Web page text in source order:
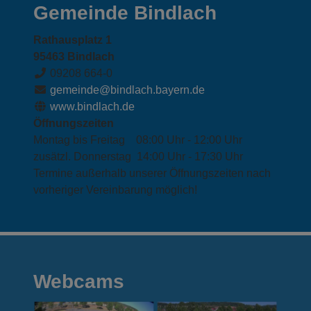
Gemeinde Bindlach
Rathausplatz 1
95463 Bindlach
09208 664-0
gemeinde@bindlach.bayern.de
www.bindlach.de
Öffnungszeiten
Montag bis Freitag 08:00 Uhr - 12:00 Uhr
zusätzl. Donnerstag 14:00 Uhr - 17:30 Uhr
Termine außerhalb unserer Öffnungszeiten nach
vorheriger Vereinbarung möglich!
Webcams